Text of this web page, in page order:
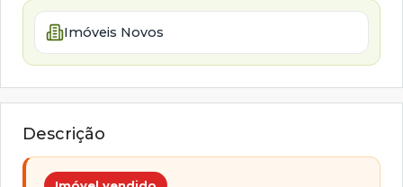
Imóveis Novos
Descrição